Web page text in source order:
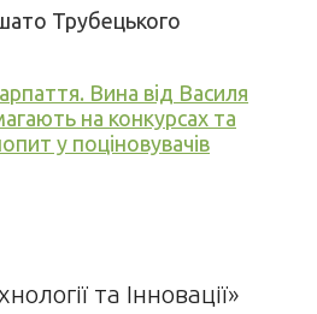
Трубецького
Вина від Василя
на конкурсах та
у поціновувачів
та Інновації»